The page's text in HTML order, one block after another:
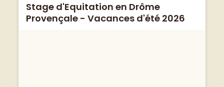
Stage d'Equitation en Drôme
Provençale - Vacances d'été 2026